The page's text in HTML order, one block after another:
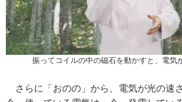
振ってコイルの中の磁石を動かすと、電気
さらに「おのの」から、電気が光の速